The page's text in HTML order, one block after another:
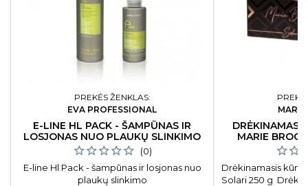
PREKĖS ŽENKLAS:
EVA PROFESSIONAL
E-LINE HL PACK - ŠAMPŪNAS IR
LOSJONAS NUO PLAUKŲ SLINKIMO
(0)
E-line Hl Pack - šampūnas ir losjonas nuo
plaukų slinkimo
MARIE
Drėkinamasis
Solari 250 g